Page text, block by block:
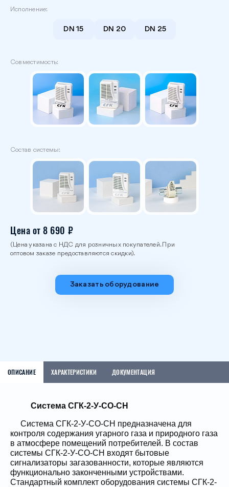
Исполнение:
DN 15 DN 20 DN 25
Совместимость:
Состав системы:
Цена от 8 690 ₽
(Цена указана с НДС для розничных покупателей. При
оптовом заказе предоставляются скидки).
Заказать оборудование
ОПИСАНИЕ ХАРАКТЕРИСТИКИ ДОКУМЕНТАЦИЯ
Система СГК-2-У-СО-СН
Система СГК-2-У-СО-СН предназначена для
контроля содержания угарного газа и природного газа
в атмосфере помещений потребителей. В состав
системы СГК-2-У-СО-СН входят бытовые
сигнализаторы загазованности, которые являются
функционально законченными устройствами.
Стандартный комплект оборудования системы СГК-2-